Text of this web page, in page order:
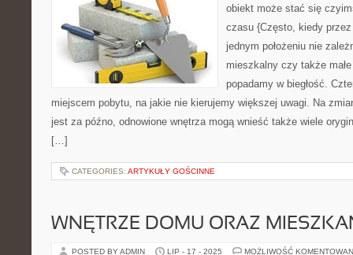
obiekt może stać się
czasu {Często, kiedy
jednym położeniu nie
mieszkalny czy także
popadamy w biegłość.
miejscem pobytu, na jakie nie kierujemy większej uwagi. Na
jest za późno, odnowione wnętrza mogą wnieść także wiele
[…]
CATEGORIES: ARTYKUŁY GOŚCINNE
WNĘTRZE DOMU ORAZ
POSTED BY ADMIN LIP - 17 - 2025 MOŻLIWOŚĆ